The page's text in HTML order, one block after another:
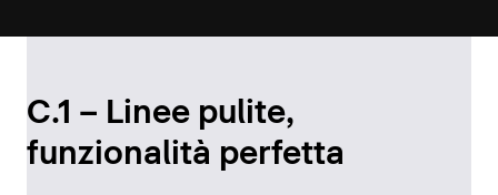
C.1 – Linee pulite,
funzionalità perfetta